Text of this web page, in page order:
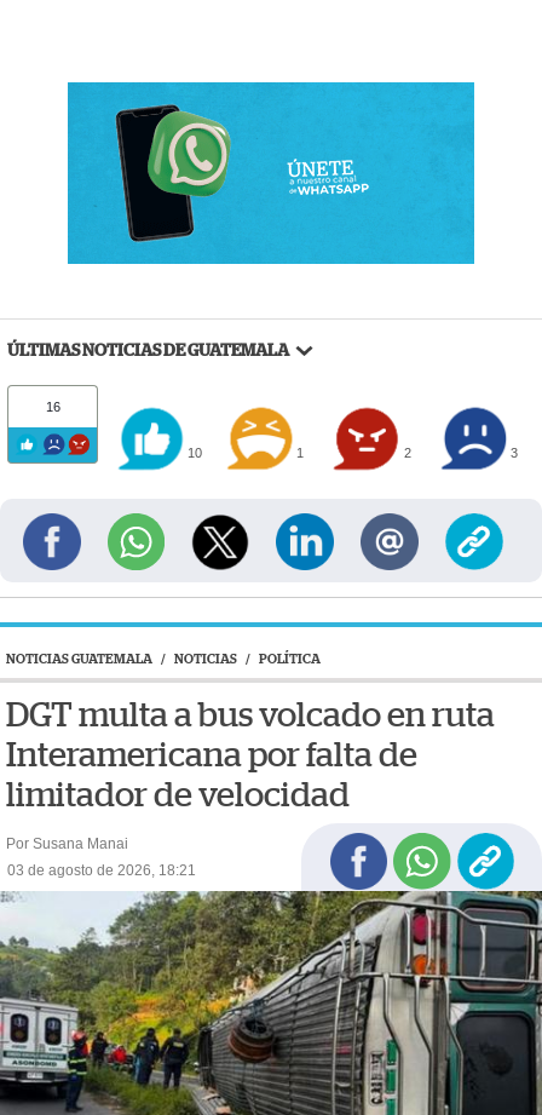
ÚLTIMAS NOTICIAS DE GUATEMALA
16
10 1 2 3
NOTICIAS GUATEMALA / NOTICIAS / POLÍTICA
DGT multa a bus volcado en ruta
Interamericana por falta de
limitador de velocidad
Por Susana Manai
03 de agosto de 2026, 18:21